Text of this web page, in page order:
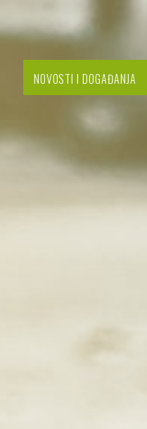
NOVOSTI I DOGAĐANJA